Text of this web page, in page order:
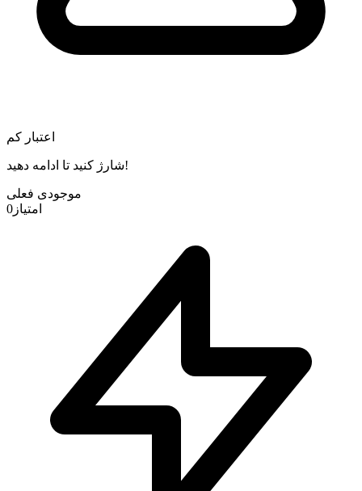
اعتبار کم
شارژ کنید تا ادامه دهید!
موجودی فعلی
0 امتیاز